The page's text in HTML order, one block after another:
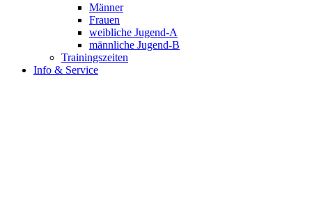
Männer
Frauen
weibliche Jugend-A
männliche Jugend-B
Trainingszeiten
Info & Service